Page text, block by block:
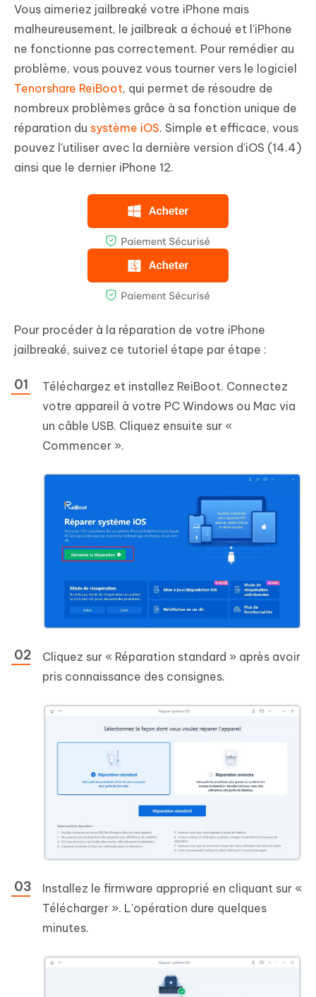
Vous aimeriez jailbreaké votre iPhone mais
malheureusement, le jailbreak a échoué et l'iPhone
ne fonctionne pas correctement. Pour remédier au
problème, vous pouvez vous tourner vers le logiciel
Tenorshare ReiBoot, qui permet de résoudre de
nombreux problèmes grâce à sa fonction unique de
réparation du système iOS. Simple et efficace, vous
pouvez l'utiliser avec la dernière version d'iOS (14.4)
ainsi que le dernier iPhone 12.
Pour procéder à la réparation de votre iPhone
jailbreaké, suivez ce tutoriel étape par étape :
Téléchargez et installez ReiBoot. Connectez
votre appareil à votre PC Windows ou Mac via
un câble USB. Cliquez ensuite sur «
Commencer ».
Cliquez sur « Réparation standard » après avoir
pris connaissance des consignes.
Installez le firmware approprié en cliquant sur «
Télécharger ». L'opération dure quelques
minutes.